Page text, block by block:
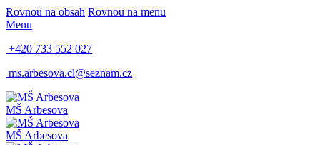
Rovnou na obsah Rovnou na menu
Menu
+420 733 552 027
ms.arbesova.cl@seznam.cz
MŠ Arbesova
MŠ Arbesova